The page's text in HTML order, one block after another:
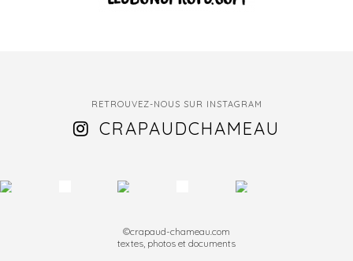
RETROUVEZ-NOUS SUR INSTAGRAM
CRAPAUDCHAMEAU
©crapaud-chameau.com
textes, photos et documents